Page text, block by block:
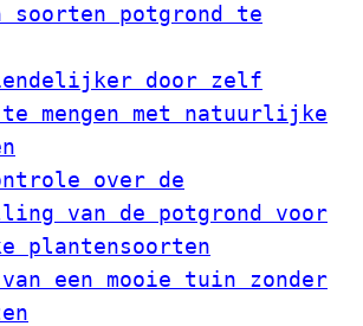
soorten potgrond te
door zelf
mengen met natuurlijke
over de
van de potgrond voor
plantensoorten
een mooie tuin zonder